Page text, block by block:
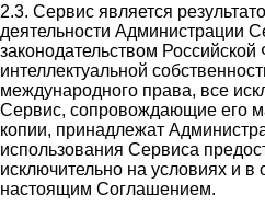
2.3. Сервис является
деятельности Администрации
законодательством
интеллектуальной
международного права, все
Сервис, сопровождающие его
копии, принадлежат
использования Сервиса
исключительно на условиях и
настоящим Соглашением.